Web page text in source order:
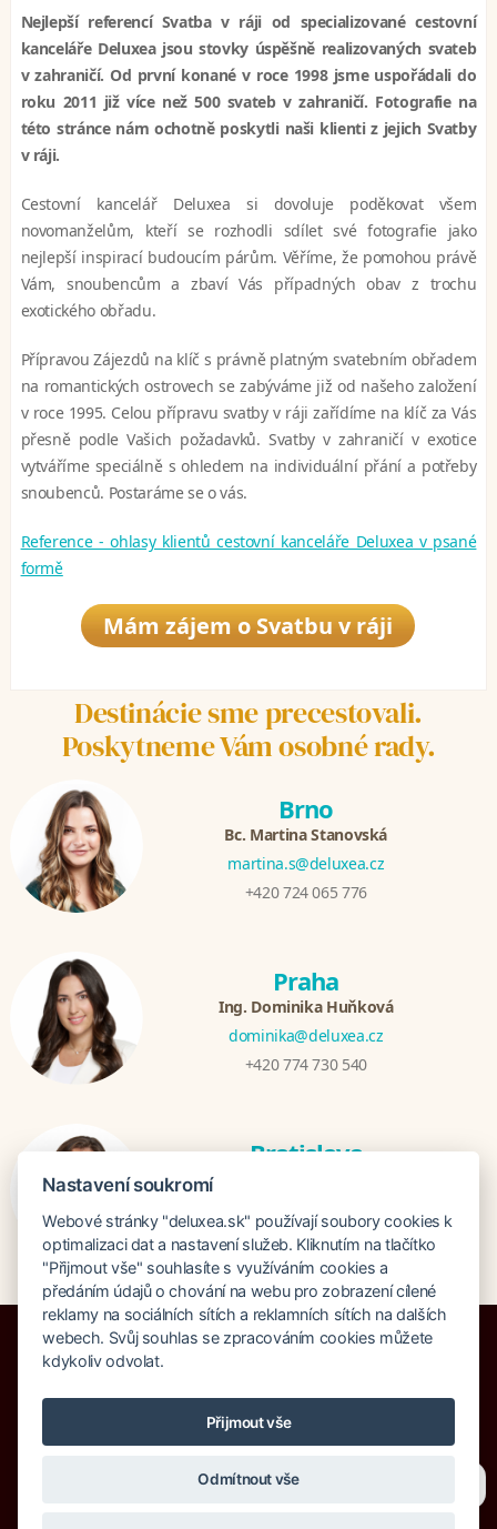
Nejlepší referencí Svatba v ráji od specializované cestovní
kanceláře Deluxea jsou stovky úspěšně realizovaných svateb
v zahraničí. Od první konané v roce 1998 jsme uspořádali do
roku 2011 již více než 500 svateb v zahraničí. Fotografie na
této stránce nám ochotně poskytli naši klienti z jejich Svatby
v ráji.
Cestovní kancelář Deluxea si dovoluje poděkovat všem
novomanželům, kteří se rozhodli sdílet své fotografie jako
nejlepší inspirací budoucím párům. Věříme, že pomohou právě
Vám, snoubencům a zbaví Vás případných obav z trochu
exotického obřadu.
Přípravou Zájezdů na klíč s právně platným svatebním obřadem
na romantických ostrovech se zabýváme již od našeho založení
v roce 1995. Celou přípravu svatby v ráji zařídíme na klíč za Vás
přesně podle Vašich požadavků. Svatby v zahraničí v exotice
vytváříme speciálně s ohledem na individuální přání a potřeby
snoubenců. Postaráme se o vás.
Reference - ohlasy klientů cestovní kanceláře Deluxea v psané
formě
Mám zájem o Svatbu v ráji
Destinácie sme precestovali.
Poskytneme Vám osobné rady.
Brno
Bc. Martina Stanovská
martina.s@deluxea.cz
+420 724 065 776
Praha
Ing. Dominika Huňková
dominika@deluxea.cz
+420 774 730 540
Bratislava
+421 948 759 074
Poistenie proti úpadku 1 505 000 EUR
Nastavení soukromí
Webové stránky "deluxea.sk" používají soubory cookies k
optimalizaci dat a nastavení služeb. Kliknutím na tlačítko
"Přijmout vše" souhlasíte s využíváním cookies a
předáním údajů o chování na webu pro zobrazení cílené
reklamy na sociálních sítích a reklamních sítích na dalších
webech. Svůj souhlas se zpracováním cookies můžete
kdykoliv odvolat.
Přijmout vše
Odmítnout vše
Chettyho.